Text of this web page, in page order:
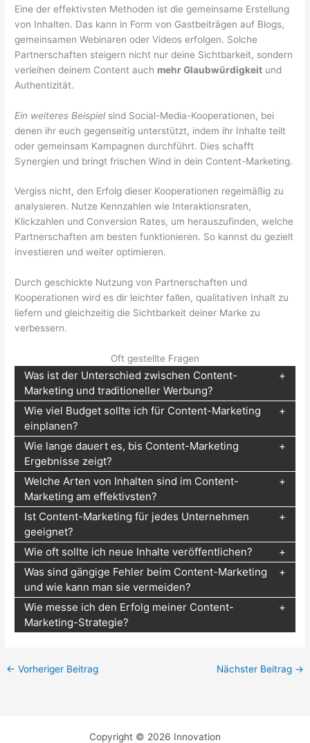
Eine der effektivsten Methoden ist die gemeinsame Erstellung
von Inhalten. Das kann in Form von Gastbeiträgen auf Blogs,
gemeinsamen Webinaren oder Videos erfolgen. Solche
Partnerschaften steigern nicht nur deine Sichtbarkeit, sondern
verleihen deinem Content auch mehr Glaubwürdigkeit und
Authentizität.
Ein weiteres Beispiel sind Social-Media-Kooperationen, bei
denen ihr euch gegenseitig unterstützt, indem ihr Inhalte teilt
oder gemeinsam Kampagnen durchführt. Dies schafft
Synergien und bringt frischen Wind in dein Content-Marketing.
Vergiss nicht, den Erfolg dieser Kooperationen regelmäßig zu
analysieren. Nutze Kennzahlen wie Interaktionsraten,
Klickzahlen und Conversion Rates, um herauszufinden, welche
Partnerschaften am besten funktionieren. So kannst du gezielt
investieren und weiter optimieren.
Durch geschickte Nutzung von Partnerschaften und
Kooperationen wird es dir leichter fallen, qualitativen Inhalt zu
liefern und gleichzeitig die Sichtbarkeit deiner Marke zu
verbessern.
Oft gestellte Fragen
Was ist der Unterschied zwischen Content-
Marketing und traditioneller Werbung?
Wie viel Budget sollte ich für Content-Marketing
einplanen?
Wie lange dauert es, bis Content-Marketing
Ergebnisse zeigt?
Welche Arten von Inhalten sind im Content-
Marketing am effektivsten?
Ist Content-Marketing für jedes Unternehmen
geeignet?
Wie oft sollte ich neue Inhalte veröffentlichen?
Was sind gängige Fehler beim Content-Marketing
und wie kann man sie vermeiden?
Wie messe ich den Erfolg meiner Content-
Marketing-Strategie?
← Vorheriger Beitrag Nächster Beitrag →
Copyright © 2026 Innovation